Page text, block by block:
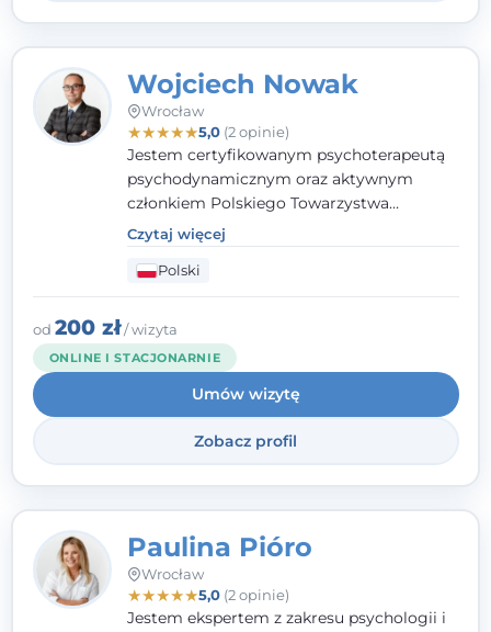
Wojciech Nowak
Wrocław
★★★★★5,0(2 opinie)
Jestem certyfikowanym psychoterapeutą
psychodynamicznym oraz aktywnym
członkiem Polskiego Towarzystwa
Psychoterapii Psychodynamicznej
mojej pracy zawodowej kładę duży nacisk
na uważne słuchanie Pacjenta. Interesuje
mnie szczególnie psychoterapia zaburzeń
osobowości, zaburzeń nerwicowych i
lękowych, a także zagadnienia związane z
małżeństwem i rodziną, w tym problemy w
relacjach rodzinnych. Nie specjalizuję się w
uzależnieniach.
Czytaj więcej
Polski
od 200 zł/ wizyta
ONLINE I STACJONARNIE
Umów wizytę
Zobacz profil
Paulina Pióro
Wrocław
★★★★★5,0(2 opinie)
Jestem ekspertem z zakresu psychologii i